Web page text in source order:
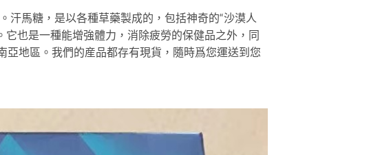
馬糖，是以各種草藥製成的，包括神奇的“沙漠人
也是一種能增強體力，消除疲勞的保健品之外，同
地區。我們的産品都存有現貨，隨時爲您運送到您